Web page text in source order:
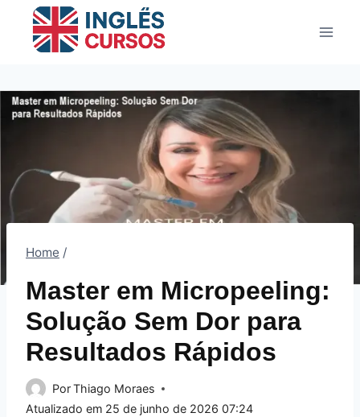
Conteúdo
Home /
Master em Micropeeling:
Solução Sem Dor para
Resultados Rápidos
PorThiago Moraes
Atualizado em 25 de junho de 2026 07:24